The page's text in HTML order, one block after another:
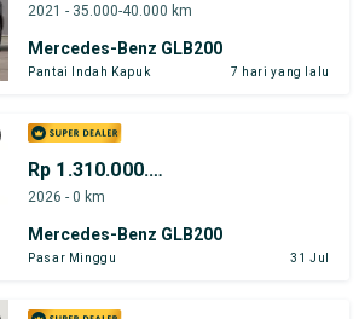
2021 - 35.000-40.000 km
Mercedes-Benz GLB200
Pantai Indah Kapuk 7 hari yang lalu
Rp 1.310.000.000
2026 - 0 km
Mercedes-Benz GLB200
Pasar Minggu 31 Jul